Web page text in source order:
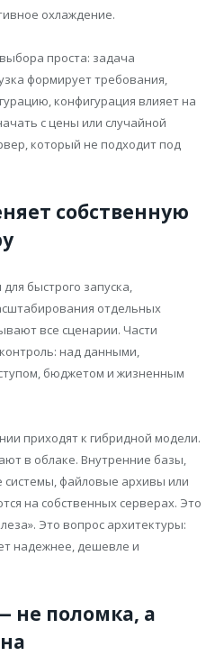
охлаждение.
проста: задача
формирует требования,
конфигурация влияет на
с цены или случайной
который не подходит под
собственную
быстрого запуска,
отдельных
все сценарии. Части
над данными,
бюджетом и жизненным
приходят к гибридной модели.
в облаке. Внутренние базы,
файловые архивы или
на собственных серверах. Это
Это вопрос архитектуры:
надежнее, дешевле и
не поломка, а